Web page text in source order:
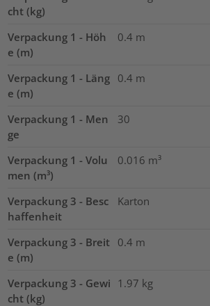
cht (kg)
Verpackung 1 - Höh
e (m)
0.4 m
Verpackung 1 - Läng
e (m)
0.4 m
Verpackung 1 - Men
ge
30
Verpackung 1 - Volu
men (m³)
0.016 m³
Verpackung 3 - Besc
haffenheit
Karton
Verpackung 3 - Breit
e (m)
0.4 m
Verpackung 3 - Gewi
cht (kg)
1.97 kg